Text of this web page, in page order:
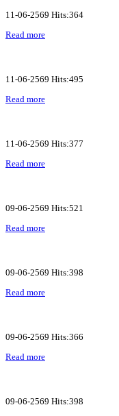
11-06-2569 Hits:364
Read more
11-06-2569 Hits:495
Read more
11-06-2569 Hits:377
Read more
09-06-2569 Hits:521
Read more
09-06-2569 Hits:398
Read more
09-06-2569 Hits:366
Read more
09-06-2569 Hits:398